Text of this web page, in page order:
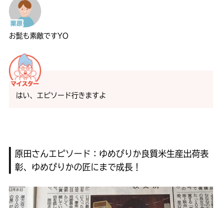
お髭も素敵ですYO
はい、エピソード行きますよ
原田さんエピソード：ゆめぴりか良質米生産出荷表
彰、ゆめぴりかの匠にまで成長！